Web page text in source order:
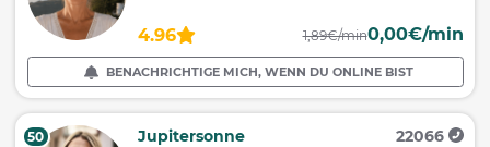
4.96 1,89€/min0,00€/min
BENACHRICHTIGE MICH, WENN DU ONLINE BIST
50 Jupitersonne 22066